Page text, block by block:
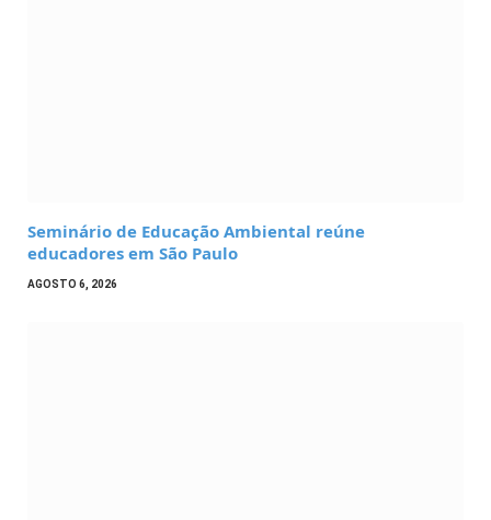
Seminário de Educação Ambiental reúne
educadores em São Paulo
AGOSTO 6, 2026